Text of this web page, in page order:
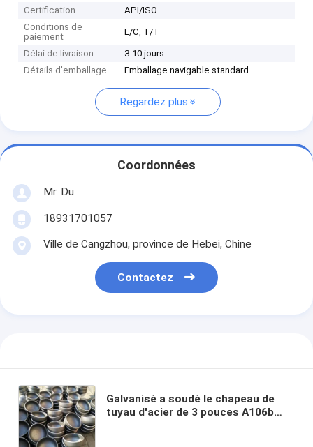
Certification
API/ISO
Conditions de
paiement
L/C, T/T
Délai de livraison
3-10 jours
Détails d'emballage
Emballage navigable standard
Regardez plus
Coordonnées
Mr. Du
18931701057
Ville de Cangzhou, province de Hebei, Chine
Contactez
Galvanisé a soudé le chapeau de
tuyau d'acier de 3 pouces A106b